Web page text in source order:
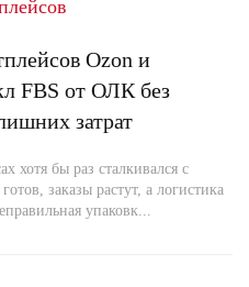
Ozon и
FBS от ОЛК без
затрат
хотя бы раз сталкивался с
заказы растут, а логистика
упаковк...